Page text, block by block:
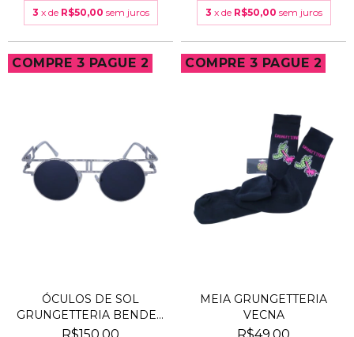
3 x de R$50,00 sem juros 3 x de R$50,00 sem juros
COMPRE 3 PAGUE 2
ÓCULOS DE SOL
GRUNGETTERIA BENDER
PRATA
COMPRE 3 PAGUE 2
MEIA GRUNGETTERIA
VECNA